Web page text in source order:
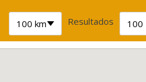
100 km Resultados 100